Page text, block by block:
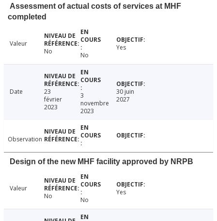
Assessment of actual costs of services at MHF
completed
Valeur
No
No
Yes
Date
23
février
2023
3
novembre
2023
30 juin
2027
Observation
Design of the new MHF facility approved by NRPB
Valeur
No
No
Yes